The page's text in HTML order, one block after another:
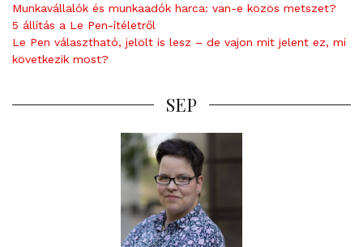
Munkavállalók és munkaadók harca: van-e közös metszet?
5 állítás a Le Pen-ítéletről
Le Pen választható, jelölt is lesz – de vajon mit jelent ez, mi
következik most?
SEP